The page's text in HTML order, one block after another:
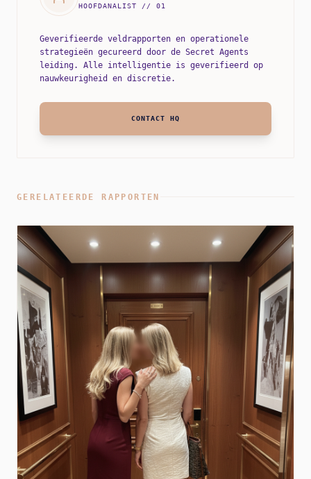
HOOFDANALIST // 01
Geverifieerde veldrapporten en operationele
strategieën gecureerd door de Secret Agents
leiding. Alle intelligentie is geverifieerd op
nauwkeurigheid en discretie.
CONTACT HQ
GERELATEERDE RAPPORTEN